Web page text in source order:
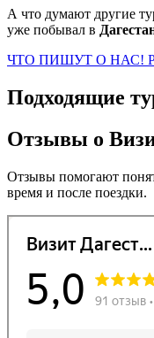
А что думают другие
уже побывал в
ЧТО ПИШУТ О НАС!
Подходящие
Отзывы о
Отзывы помогают
время и после поездки.